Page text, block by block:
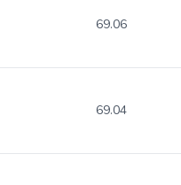
69.06
69.04